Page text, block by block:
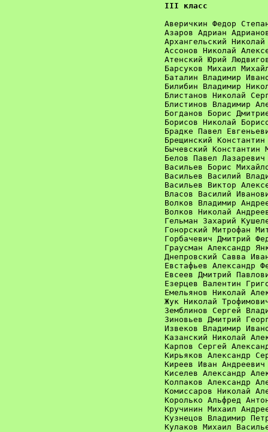
III класс
Аверичкин Федор
Азаров Адриан
Архангельский
Ассонов Николай
Атенский Юрий
Барсуков Михаил
Баталин Владимир
Билибин Владимир
Блистанов Николай
Блистинов Владимир
Богданов Борис
Борисов Николай
Брадке Павел
Брещинский
Бычевский Константин
Белов Павел
Васильев Борис
Васильев Василий
Васильев Виктор
Власов Василий
Волков Владимир
Волков Николай
Гельман Захарий
Гонорский Митрофан
Горбачевич Дмитрий
Граусман Александр
Днепровский Савва
Евстафьев Александр
Евсеев Дмитрий
Езерцев Валентин
Емельянов Николай
Жук Николай
Земблинов Сергей
Зиновьев Дмитрий
Извеков Владимир
Казанский Николай
Карпов Сергей
Кирьяков Александр
Киреев Иван
Киселев Александр
Колпаков Александр
Комиссаров Николай
Королько Альфред
Кручинин Михаил
Кузнецов Владимир
Кулаков Михаил